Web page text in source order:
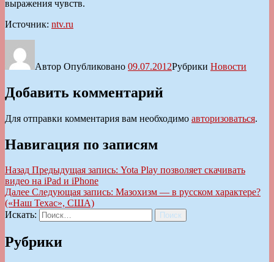
выражения чувств.
Источник: ntv.ru
Автор Опубликовано 09.07.2012Рубрики Новости
Добавить комментарий
Для отправки комментария вам необходимо авторизоваться.
Навигация по записям
Назад Предыдущая запись: Yota Play позволяет скачивать
видео на iPad и iPhone
Далее Следующая запись: Мазохизм — в русском характере?
(«Наш Техас», США)
Искать:
Поиск
Рубрики